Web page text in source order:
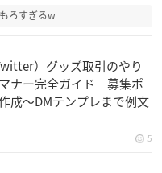
ろすぎるw
）グッズ取引のやり
ナー完全ガイド 募集ポ
成〜DMテンプレまで例文
5